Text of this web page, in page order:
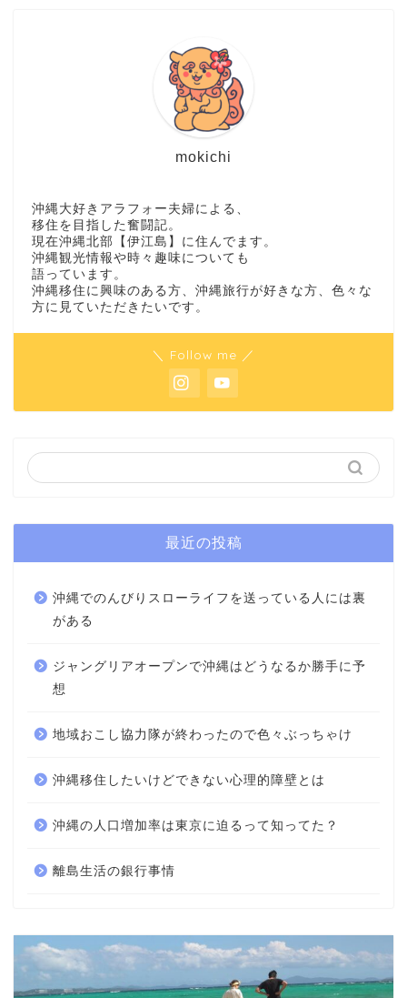
mokichi
沖縄大好きアラフォー夫婦による、
移住を目指した奮闘記。
現在沖縄北部【伊江島】に住んでます。
沖縄観光情報や時々趣味についても
語っています。
沖縄移住に興味のある方、沖縄旅行が好きな方、色々な
方に見ていただきたいです。
＼ Follow me ／
最近の投稿
沖縄でのんびりスローライフを送っている人には裏
がある
ジャングリアオープンで沖縄はどうなるか勝手に予
想
地域おこし協力隊が終わったので色々ぶっちゃけ
沖縄移住したいけどできない心理的障壁とは
沖縄の人口増加率は東京に迫るって知ってた？
離島生活の銀行事情